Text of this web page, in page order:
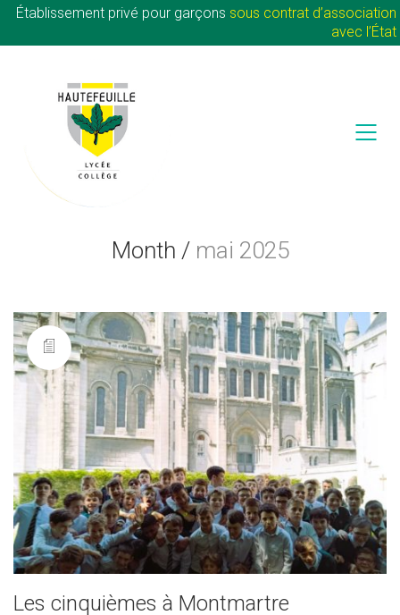
Établissement privé pour garçons sous contrat d’association
avec l’État
Month / mai 2025
Les cinquièmes à Montmartre